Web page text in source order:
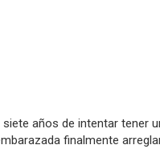
siete años de intentar tener
finalmente